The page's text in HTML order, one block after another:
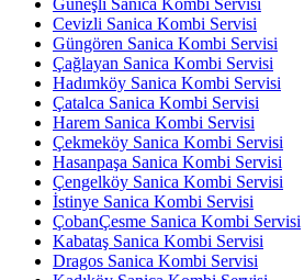
Güneşli Sanica Kombi Servisi
Cevizli Sanica Kombi Servisi
Güngören Sanica Kombi Servisi
Çağlayan Sanica Kombi Servisi
Hadımköy Sanica Kombi Servisi
Çatalca Sanica Kombi Servisi
Harem Sanica Kombi Servisi
Çekmeköy Sanica Kombi Servisi
Hasanpaşa Sanica Kombi Servisi
Çengelköy Sanica Kombi Servisi
İstinye Sanica Kombi Servisi
ÇobanÇesme Sanica Kombi Servisi
Kabataş Sanica Kombi Servisi
Dragos Sanica Kombi Servisi